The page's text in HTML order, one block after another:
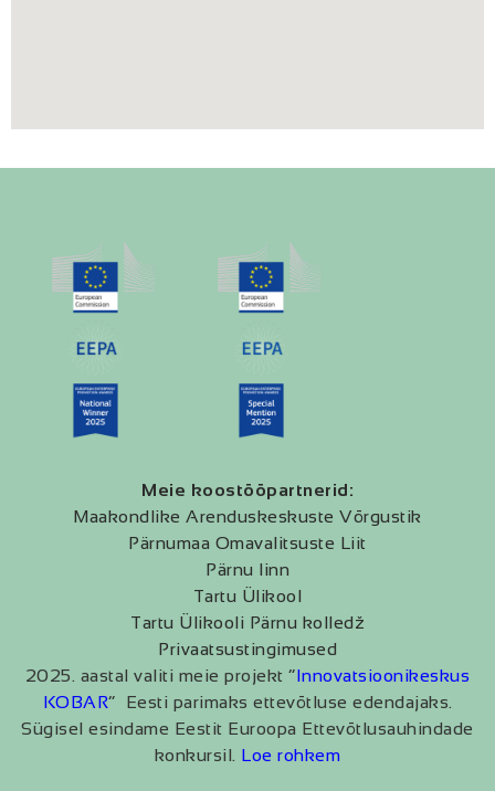
Meie koostööpartnerid:
Maakondlike Arenduskeskuste Võrgustik
Pärnumaa Omavalitsuste Liit
Pärnu linn
Tartu Ülikool
Tartu Ülikooli Pärnu kolledž
Privaatsustingimused
2025. aastal valiti meie projekt “Innovatsioonikeskus
KOBAR” Eesti parimaks ettevõtluse edendajaks.
Sügisel esindame Eestit Euroopa Ettevõtlusauhindade
konkursil. Loe rohkem